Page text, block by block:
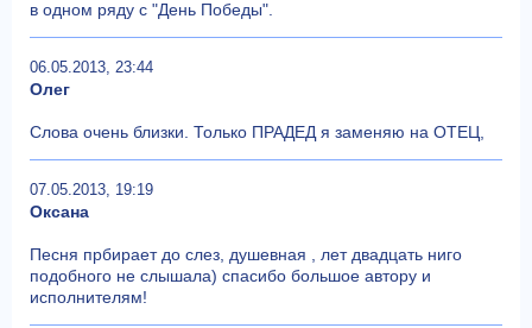
в одном ряду с "День Победы".
06.05.2013, 23:44
Олег
Слова очень близки. Только ПРАДЕД я заменяю на ОТЕЦ,
07.05.2013, 19:19
Оксана
Песня прбирает до слез, душевная , лет двадцать ниго
подобного не слышала) спасибо большое автору и
исполнителям!